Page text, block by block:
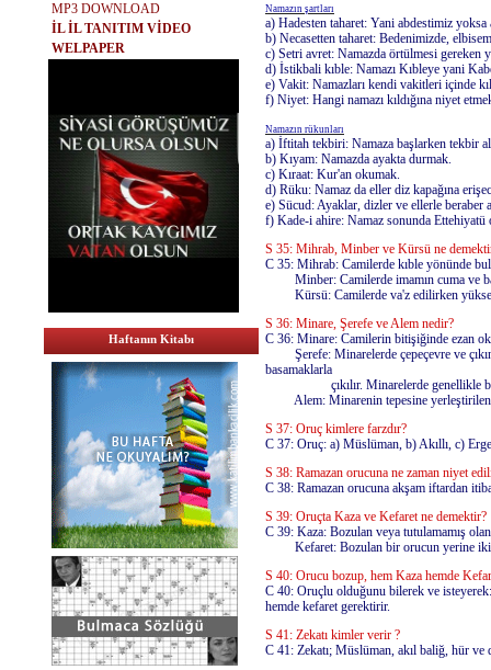
MP3 DOWNLOAD
İL İL TANITIM VİDEO
WELPAPER
Haftanın Kitabı
Namazın şartları
a) Hadesten taharet: Yani abdestimiz
b) Necasetten taharet: Bedenimizde,
c) Setri avret: Namazda örtülmesi gereken
d) İstikbali kıble: Namazı Kıbleye yani
e) Vakit: Namazları kendi vakitleri içinde
f) Niyet: Hangi namazı kıldığına niyet
Namazın rükunları
a) İftitah tekbiri: Namaza başlarken tekbir
b) Kıyam: Namazda ayakta durmak.
c) Kıraat: Kur'an okumak.
d) Rüku: Namaz da eller diz kapağına
e) Sücud: Ayaklar, dizler ve ellerle beraber
f) Kade-i ahire: Namaz sonunda Ettehiyatü
S 35: Mihrab, Minber ve Kürsü ne
C 35: Mihrab: Camilerde kıble yönünde
Minber: Camilerde imamın cuma ve
Kürsü: Camilerde va'z edilirken
S 36: Minare, Şerefe ve Alem nedir?
C 36: Minare: Camilerin bitişiğinde ezan
Şerefe: Minarelerde çepeçevre ve
basamaklarla
çıkılır. Minarelerde genellikle bir
Alem: Minarenin tepesine yerleştirilen
S 37: Oruç kimlere farzdır?
C 37: Oruç: a) Müslüman, b) Akıllı, c)
S 38: Ramazan orucuna ne zaman niyet
C 38: Ramazan orucuna akşam iftardan
S 39: Oruçta Kaza ve Kefaret ne demektir?
C 39: Kaza: Bozulan veya tutulamamış
Kefaret: Bozulan bir orucun yerine iki
S 40: Orucu bozup, hem Kaza hemde
C 40: Oruçlu olduğunu bilerek ve
hemde kefaret gerektirir.
S 41: Zekatı kimler verir ?
C 41: Zekatı; Müslüman, akıl baliğ, hür ve